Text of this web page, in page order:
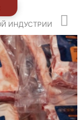
ИНДУСТРИИ